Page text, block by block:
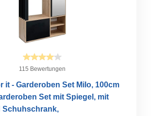
115 Bewertungen
it - Garderoben Set Milo, 100cm
Set mit Spiegel, mit
Schuhschrank,